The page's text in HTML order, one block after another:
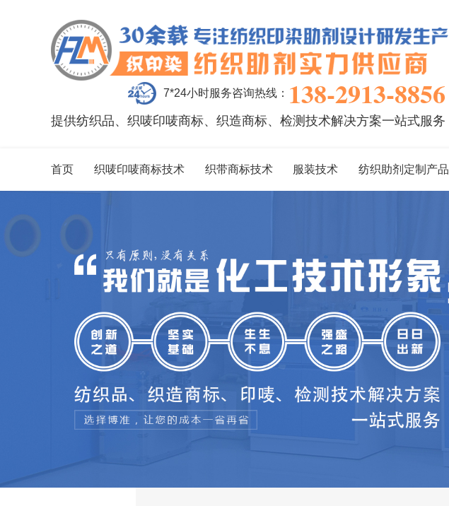
7*24小时服务咨询热线： 138-2913-8856
提供纺织品、织唛印唛商标、织造商标、检测技术解决方案一站式服务
首页 织唛印唛商标技术 织带商标技术 服装技术 纺织助剂定制产品